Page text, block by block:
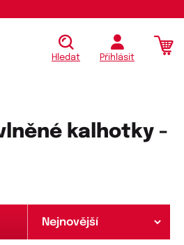
Hledat Přihlásit
kalhotky -